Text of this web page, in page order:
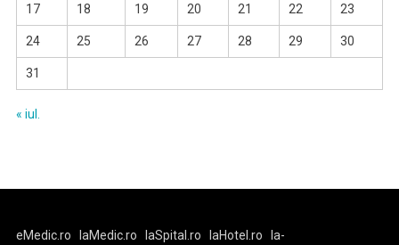
17 18 19 20 21 22 23
24 25 26 27 28 29 30
31
« iul.
eMedic.ro laMedic.ro laSpital.ro laHotel.ro
la-